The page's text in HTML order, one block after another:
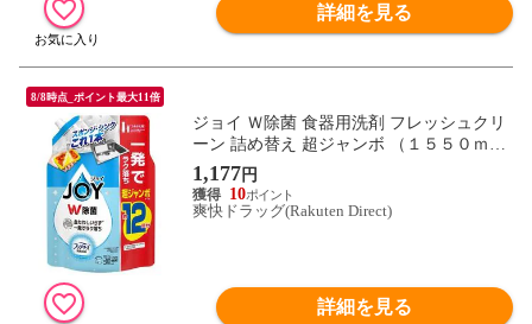
詳細を見る
8/8時点_ポイント最大11倍
ジョイ Ｗ除菌 食器用洗剤 フレッシュクリ
ーン 詰め替え 超ジャンボ （１５５０ｍ
Ｌ）
1,177 円
10
爽快ドラッグ(Rakuten Direct)
詳細を見る